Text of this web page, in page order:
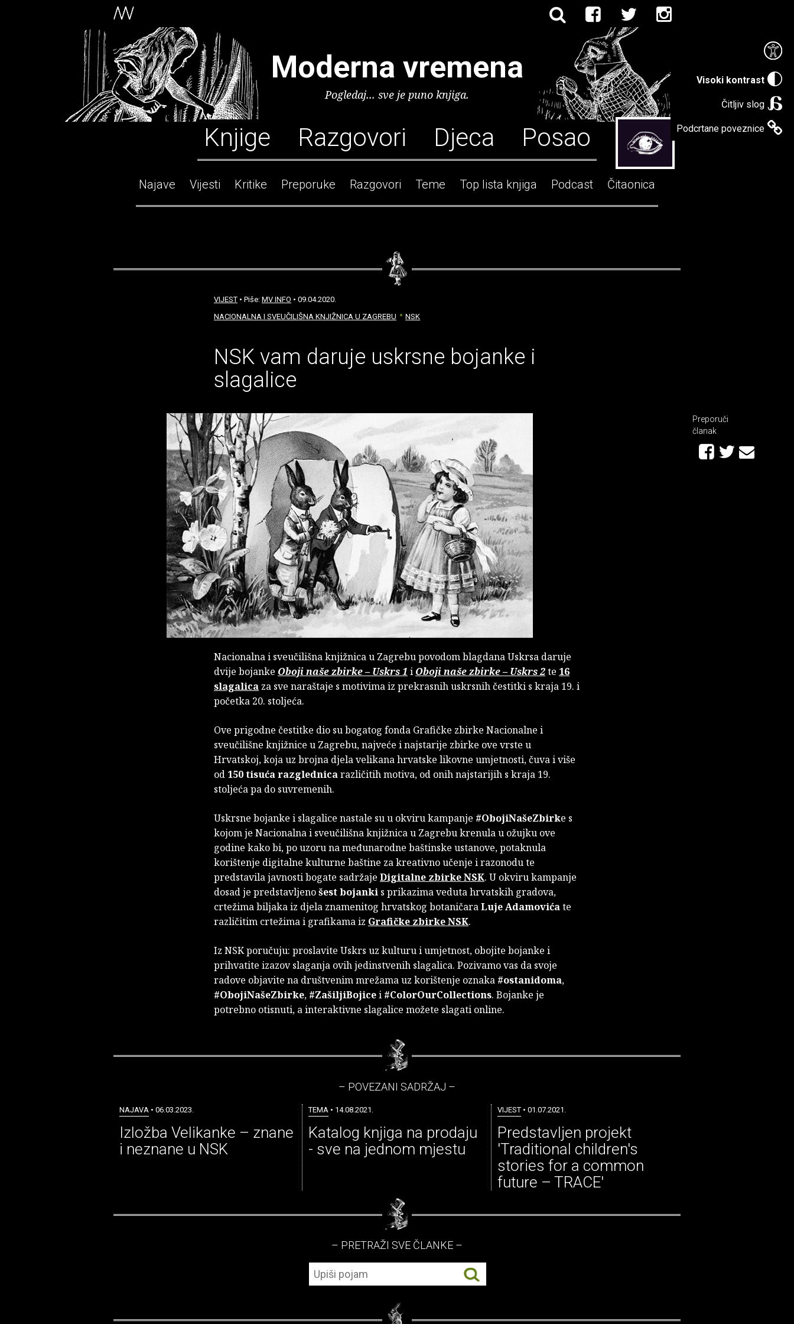
Visoki kontrast
Čitljiv slog
Podcrtane poveznice
Moderna vremena
Pogledaj... sve je puno knjiga.
Knjige Razgovori Djeca Posao
Najave Vijesti Kritike Preporuke Razgovori Teme Top lista knjiga Podcast Čitaonica
VIJEST • Piše: MV INFO • 09.04.2020.
NACIONALNA I SVEUČILIŠNA KNJIŽNICA U ZAGREBU
NSK
NSK vam daruje uskrsne bojanke i
slagalice
Nacionalna i sveučilišna knjižnica u Zagrebu povodom blagdana Uskrsa daruje
dvije bojanke Oboji naše zbirke – Uskrs 1 i Oboji naše zbirke – Uskrs 2te 16
slagalica za sve naraštaje s motivima iz prekrasnih uskrsnih čestitki s kraja 19. i
početka 20. stoljeća.
Ove prigodne čestitke dio su bogatog fonda Grafičke zbirke Nacionalne i
sveučilišne knjižnice u Zagrebu, najveće i najstarije zbirke ove vrste u
Hrvatskoj, koja uz brojna djela velikana hrvatske likovne umjetnosti, čuva i više
od 150 tisuća razglednicarazličitih motiva, od onih najstarijih s kraja 19.
stoljeća pa do suvremenih.
Uskrsne bojanke i slagalice nastale su u okviru kampanje #ObojiNašeZbirke s
kojom je Nacionalna i sveučilišna knjižnica u Zagrebu krenula u ožujku ove
godine kako bi, po uzoru na međunarodne baštinske ustanove, potaknula
korištenje digitalne kulturne baštine za kreativno učenje i razonodu te
predstavila javnosti bogate sadržaje Digitalne zbirke NSK. U okviru kampanje
dosad je predstavljenošest bojanki s prikazima veduta hrvatskih gradova,
crtežima biljaka iz djela znamenitog hrvatskog botaničaraLuje Adamovićate
različitim crtežima i grafikama iz Grafičke zbirke NSK.
Iz NSK poručuju: proslavite Uskrs uz kulturu i umjetnost, obojite bojanke i
prihvatite izazov slaganja ovih jedinstvenih slagalica. Pozivamo vas da svoje
radove objavite na društvenim mrežama uz korištenje oznaka #ostanidoma,
#ObojiNašeZbirke, #ZašiljiBojicei #ColorOurCollections. Bojanke je
potrebno otisnuti, a interaktivne slagalice možete slagati online.
Preporuči
članak
– POVEZANI SADRŽAJ –
NAJAVA • 06.03.2023.
Izložba Velikanke – znane
i neznane u NSK
TEMA • 14.08.2021.
Katalog knjiga na prodaju
- sve na jednom mjestu
VIJEST• 01.07.2021.
Predstavljen projekt
'Traditional children's
stories for a common
future – TRACE'
– PRETRAŽI SVE ČLANKE –